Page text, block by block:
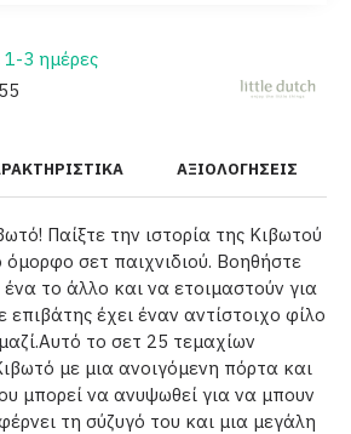
3 ημέρες
ΑΞΙΟΛΟΓΉΣΕΙΣ
Παίξτε την ιστορία της Κιβωτού
σετ παιχνιδιού. Βοηθήστε
το άλλο και να ετοιμαστούν για
επιβάτης έχει έναν αντίστοιχο φίλο
το σετ 25 τεμαχίων
με μια ανοιγόμενη πόρτα και
μπορεί να ανυψωθεί για να μπουν
τη σύζυγό του και μια μεγάλη